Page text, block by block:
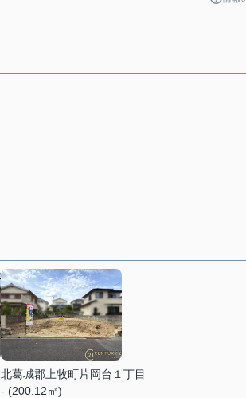
北葛城郡上牧町片岡台１丁目
- (200.12㎡)